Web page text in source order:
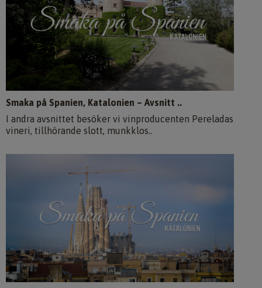
Smaka på Spanien, Katalonien – Avsnitt ..
I andra avsnittet besöker vi vinproducenten Pereladas
vineri, tillhörande slott, munkklos..